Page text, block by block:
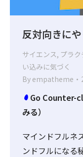
反対向きに
サイエンス, プラク
い込みに気づく
By empatheme
Go Counter-
みる）
マインドフルネ
ンドフルになる